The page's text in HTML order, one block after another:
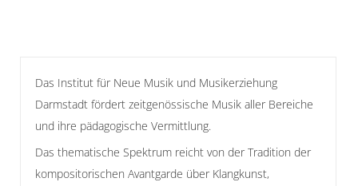
Das Institut für Neue Musik und Musikerziehung
Darmstadt fördert zeitgenössische Musik aller Bereiche
und ihre pädagogische Vermittlung.
Das thematische Spektrum reicht von der Tradition der
kompositorischen Avantgarde über Klangkunst,